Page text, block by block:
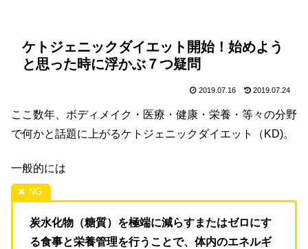
ケトジェニックダイエット開始！始めよう
と思った時に浮かぶ７つ疑問
2019.07.16 2019.07.24
ここ数年、ボディメイク・医療・健康・栄養・等々の分野
で何かと話題に上がるケトジェニックダイエット（KD)。
一般的には
炭水化物（糖質）を極端に減らすまたはゼロにす
る食事と栄養管理を行うことで、体内のエネルギ